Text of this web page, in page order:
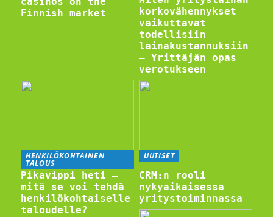
Finnish market
korkovähennykset
vaikuttavat
todellisiin
lainakustannuksiin
– Yrittäjän opas
verotukseen
HENKILÖKOHTAINEN
TALOUS
Pikavippi heti –
mitä se voi tehdä
henkilökohtaiselle
taloudelle?
UUTISET
CRM:n rooli
nykyaikaisessa
yritystoiminnassa